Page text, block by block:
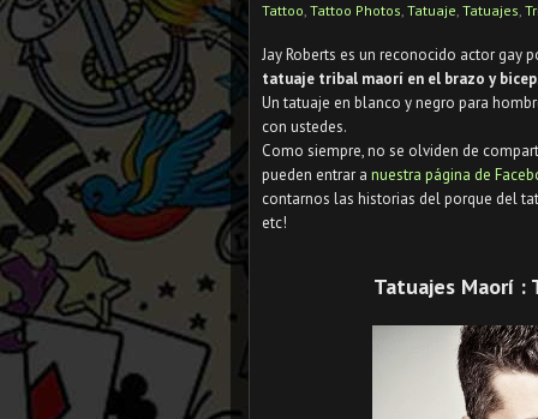
Tattoo, Tattoo Photos, Tatuaje, Tatuajes,
Jay Roberts es un reconocido actor gay
tatuaje tribal maorí en el brazo y bicep
Un tatuaje en blanco y negro para
con ustedes.
Como siempre, no se olviden de
pueden entrar a nuestra página de
contarnos las historias del porque del
etc!
Tatuajes Maorí :